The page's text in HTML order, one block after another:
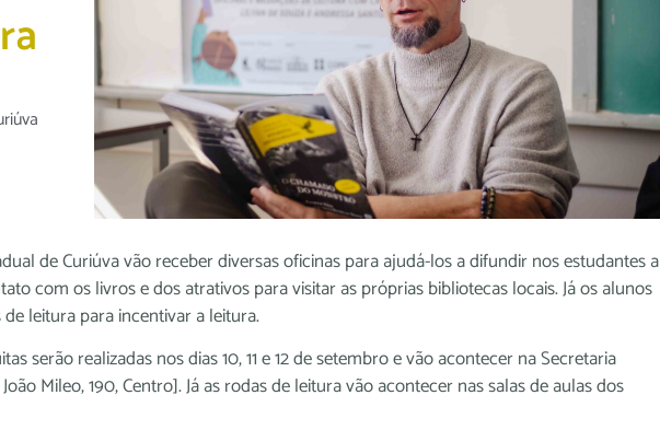
de Curiúva vão receber diversas oficinas para ajudá-los a difundir nos estudantes a
com os livros e dos atrativos para visitar as próprias bibliotecas locais. Já os alunos
leitura para incentivar a leitura.
serão realizadas nos dias 10, 11 e 12 de setembro e vão acontecer na Secretaria
Mileo, 190, Centro]. Já as rodas de leitura vão acontecer nas salas de aulas dos